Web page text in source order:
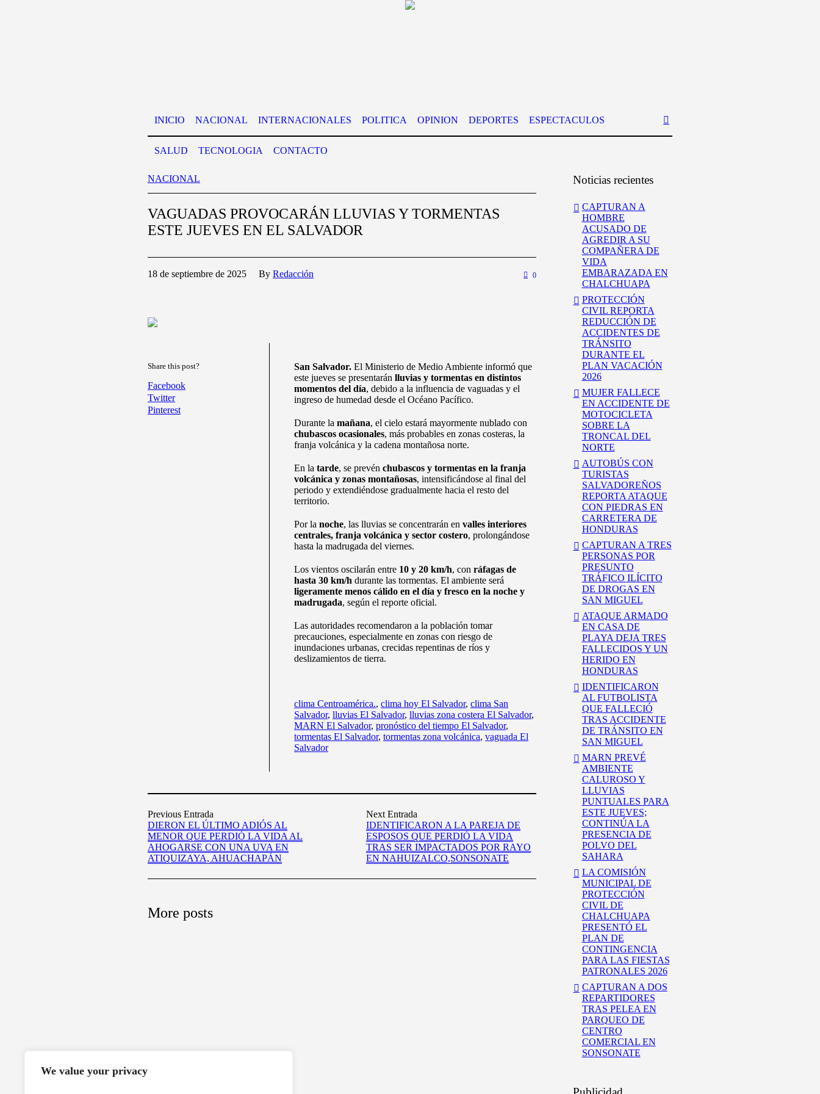
We value your privacy
INICIO NACIONAL INTERNACIONALES POLITICA OPINION DEPORTES ESPECTACULOS
SALUD TECNOLOGIA CONTACTO
NACIONAL
VAGUADAS PROVOCARÁN LLUVIAS Y TORMENTAS
ESTE JUEVES EN EL SALVADOR
18 de septiembre de 2025 By Redacción 0
Share this post?
Facebook
Twitter
Pinterest
San Salvador. El Ministerio de Medio Ambiente informó que
este jueves se presentarán lluvias y tormentas en distintos
momentos del día, debido a la influencia de vaguadas y el
ingreso de humedad desde el Océano Pacífico.
Durante la mañana, el cielo estará mayormente nublado con
chubascos ocasionales, más probables en zonas costeras, la
franja volcánica y la cadena montañosa norte.
En la tarde, se prevén chubascos y tormentas en la franja
volcánica y zonas montañosas, intensificándose al final del
periodo y extendiéndose gradualmente hacia el resto del
territorio.
Por la noche, las lluvias se concentrarán en valles interiores
centrales, franja volcánica y sector costero, prolongándose
hasta la madrugada del viernes.
Los vientos oscilarán entre 10 y 20 km/h, con ráfagas de
hasta 30 km/h durante las tormentas. El ambiente será
ligeramente menos cálido en el día y fresco en la noche y
madrugada, según el reporte oficial.
Las autoridades recomendaron a la población tomar
precauciones, especialmente en zonas con riesgo de
inundaciones urbanas, crecidas repentinas de ríos y
deslizamientos de tierra.
clima Centroamérica., clima hoy El Salvador, clima San
Salvador, lluvias El Salvador, lluvias zona costera El Salvador,
MARN El Salvador, pronóstico del tiempo El Salvador,
tormentas El Salvador, tormentas zona volcánica, vaguada El
Salvador
Previous Entrada
DIERON EL ÚLTIMO ADIÓS AL
MENOR QUE PERDIÓ LA VIDA AL
AHOGARSE CON UNA UVA EN
ATIQUIZAYA, AHUACHAPÁN
Next Entrada
IDENTIFICARON A LA PAREJA DE
ESPOSOS QUE PERDIÓ LA VIDA
TRAS SER IMPACTADOS POR RAYO
EN NAHUIZALCO,SONSONATE
More posts
Noticias recientes
CAPTURAN A
HOMBRE
ACUSADO DE
AGREDIR A SU
COMPAÑERA DE
VIDA
EMBARAZADA EN
CHALCHUAPA
PROTECCIÓN
CIVIL REPORTA
REDUCCIÓN DE
ACCIDENTES DE
TRÁNSITO
DURANTE EL
PLAN VACACIÓN
2026
MUJER FALLECE
EN ACCIDENTE DE
MOTOCICLETA
SOBRE LA
TRONCAL DEL
NORTE
AUTOBÚS CON
TURISTAS
SALVADOREÑOS
REPORTA ATAQUE
CON PIEDRAS EN
CARRETERA DE
HONDURAS
CAPTURAN A TRES
PERSONAS POR
PRESUNTO
TRÁFICO ILÍCITO
DE DROGAS EN
SAN MIGUEL
ATAQUE ARMADO
EN CASA DE
PLAYA DEJA TRES
FALLECIDOS Y UN
HERIDO EN
HONDURAS
IDENTIFICARON
AL FUTBOLISTA
QUE FALLECIÓ
TRAS ACCIDENTE
DE TRÁNSITO EN
SAN MIGUEL
MARN PREVÉ
AMBIENTE
CALUROSO Y
LLUVIAS
PUNTUALES PARA
ESTE JUEVES;
CONTINÚA LA
PRESENCIA DE
POLVO DEL
SAHARA
LA COMISIÓN
MUNICIPAL DE
PROTECCIÓN
CIVIL DE
CHALCHUAPA
PRESENTÓ EL
PLAN DE
CONTINGENCIA
PARA LAS FIESTAS
PATRONALES 2026
CAPTURAN A DOS
REPARTIDORES
TRAS PELEA EN
PARQUEO DE
CENTRO
COMERCIAL EN
SONSONATE